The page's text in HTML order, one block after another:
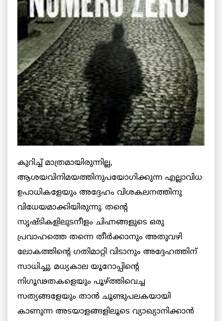
കുറിച്ച് മാത്രമായിരുന്നില്ല,
ആശയവിനിമയത്തിനുപയോഗിക്കുന്ന എല്ലാവിധ
ഉപാധികളേയും അദ്ദേഹം വിശകലനത്തിനു
വിധേയമാക്കിയിരുന്നു. തന്റെ
സൃഷ്ടികളിലുടനീളം ചിഹ്നങ്ങളുടെ ഒരു
പ്രവാഹത്തെ തന്നെ തീര്‍ക്കാനും അതുവഴി
ലോകത്തിന്റെ ഗതിമാറ്റി വിടാനും അദ്ദേഹത്തിന്
സാധിച്ചു. മധ്യകാല യൂറോപ്പിന്റെ
നിഗൂഢതകളെയും പൂഴ്ത്തിവെച്ച
സത്യങ്ങളേയും താന്‍ ചൂണ്ടുപലകയായി
കാണുന്ന അടയാളങ്ങളിലൂടെ വ്യാഖ്യാനിക്കാന്‍